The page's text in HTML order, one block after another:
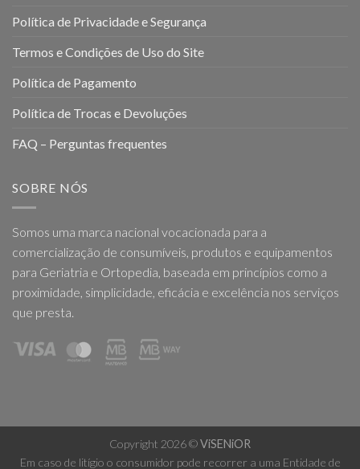
Política de Privacidade e Segurança
Termos e Condições de Uso do Site
Política de Pagamento
Política de Trocas e Devoluções
FAQ – Perguntas frequentes
SOBRE NÓS
Somos uma marca nacional vocacionada para a
comercialização de consumíveis, produtos e equipamentos
para Geriatria e Ortopedia, baseada em princípios como a
proximidade, simplicidade, eficácia e excelência nos serviços
que presta.
Copyright 2026 ©ViSENiOR
Em caso de litígio o consumidor pode recorrer a uma Entidade de